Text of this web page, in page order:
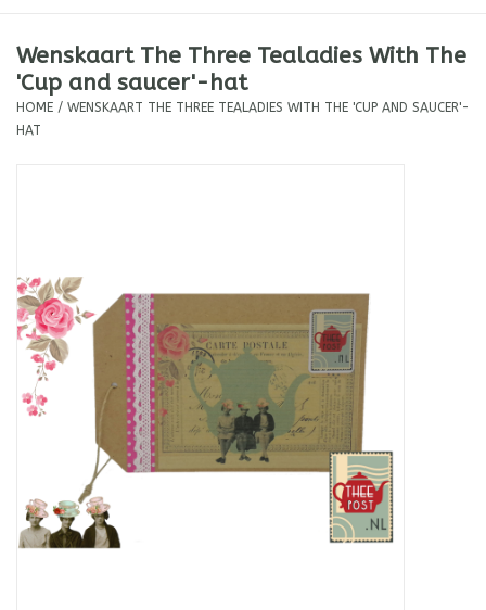
Thee cadeautjes
Theebloemen
Shop-in-Shop
Tisanes (Rooibos, Kruiden &
Specerijen)
Wenskaart The Three Tealadies With The
'Cup and saucer'-hat
HOME / WENSKAART THE THREE TEALADIES WITH THE 'CUP AND SAUCER'-
HAT